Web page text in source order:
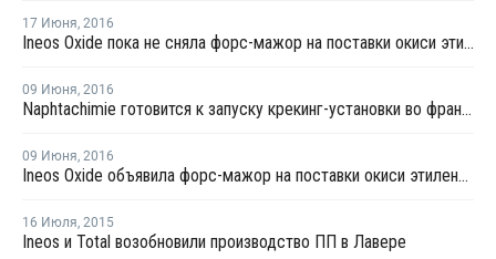
17 Июня, 2016
Ineos Oxide пока не сняла форс-мажор на поставки окиси этилена во французской Лавере
09 Июня, 2016
Naphtachimie готовится к запуску крекинг-установки во французской Лавере
09 Июня, 2016
Ineos Oxide объявила форс-мажор на поставки окиси этилена во французской Лавере
16 Июля, 2015
Ineos и Total возобновили производство ПП в Лавере